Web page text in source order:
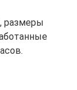
размеры